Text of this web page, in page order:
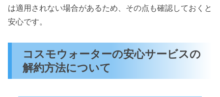
は適用されない場合があるため、その点も確認しておくと
安心です。
コスモウォーターの安心サービスの
解約方法について